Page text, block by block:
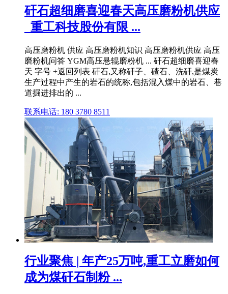
矸石超细磨喜迎春天高压磨粉机供应
_重工科技股份有限 ...
高压磨粉机 供应 高压磨粉机知识 高压磨粉机供应 高压
磨粉机问答 YGM高压悬辊磨粉机 ... 矸石超细磨喜迎春
天 字号 +返回列表 矸石,又称矸子、碴石、洗矸,是煤炭
生产过程中产生的岩石的统称,包括混入煤中的岩石、巷
道掘进排出的 ...
联系电话: 180 3780 8511
行业聚焦 | 年产25万吨,重工立磨如何
成为煤矸石制粉 ...